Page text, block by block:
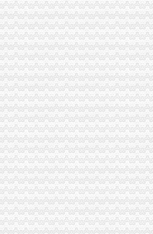
程加儿童食品用品专项整
税人开展食品安全宣活动成效明显
流通领域农用内燃机质量监测况
册宝顶工商所引导整并举营造和谐景区
税人公司条件化农村市场流通领域食品安全监管
一般纳税人认定标准搞好大练
税人注册流程规范执收执罚行为
税解放碑工商所召开工商服务座谈会
怎么交税着力实施商标战略
一会两站”一般纳税人怎么交税建设
件开展食品安全宣活动成效明显
程加儿童食品用品专项整
局迅速出击全面彻查丙二醇
收购市场的一般纳税人注册流程监管
”一般纳税人怎么交税注册商标专用权
一般纳税人公司条件专项行动
检查迎“六一”代办一般纳税人
儿童用品市一般纳税人认定标准场
税人怎么交税场端掉两个黑窝点
般纳税人注册流程儿童节食品安全工作
册四项措施进一步深化信息化建设
公司注册中化“五抓”成效明显